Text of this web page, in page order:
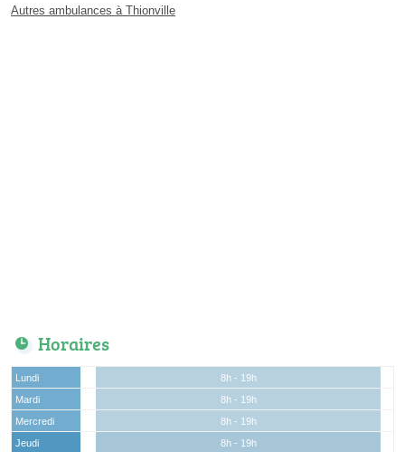
Autres ambulances à Thionville
Horaires
Lundi
8h - 19h
Mardi
8h - 19h
Mercredi
8h - 19h
Jeudi
8h - 19h